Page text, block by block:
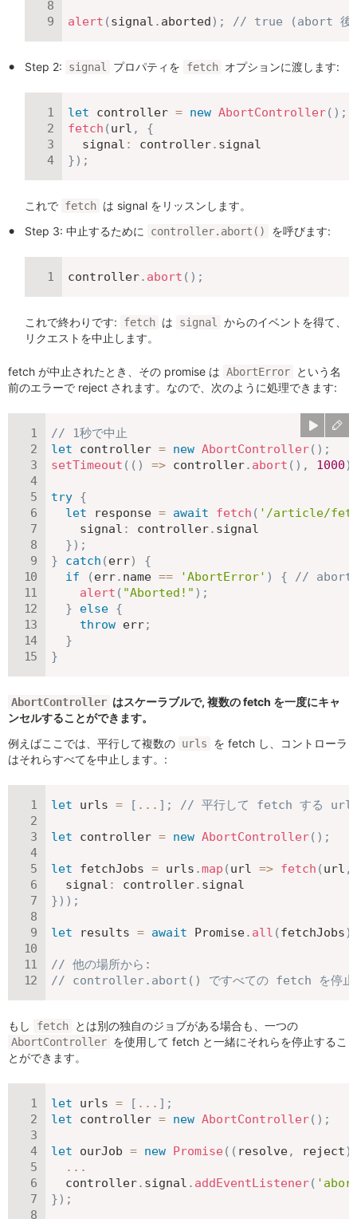
alert (signal . aborted) ; // true (abort 後
Step 2: signal プロパティを fetch オプションに渡します:
let controller = new AbortController( ) ;
fetch (url ,
{
signal : controller.
}) ;
これで fetch は signal をリッスンします。
Step 3: 中止するために
controller.abort() を呼びます:
controller. abort ( ) ;
これで終わりです: fetch は signal
からのイベントを得て、
リクエストを中止します。
fetch が中止されたとき、その promise は AbortError
という名
前のエラーで reject されます。なので、次のように処理できます:
// 1秒で中止
let controller = new AbortController( ) ;
setTimeout ( ( ) => controller. abort ( ) , 1000)
try {
let response = await fetch ( '/article/
signal : controller. signal
}) ;
}
catch (err)
{
if
(err. name == 'AbortError' ) {
//
alert ( "Aborted!" ) ;
}
else {
throw err;
}
}
AbortController はスケーラブルで, 複数の fetch を一度にキャ
ンセルすることができます。
例えばここでは、平行して複数の urls
を fetch し、コントローラ
はそれらすべてを中止します。:
let urls = [ ... ] ; // 平行して fetch する url
let controller = new AbortController( ) ;
let fetchJobs = urls .map (url => fetch (url ,
signal : controller.
}) ) ;
let results = await Promise. all (fetchJobs)
// 他の場所から:
// controller.abort() ですべての fetch を停止
もし fetch とは別の独自のジョブがある場合も、一つの
AbortController を使用して fetch と一緒にそれらを停止するこ
とができます。
let urls = [ ... ] ;
let controller = new AbortController( ) ;
let ourJob = new Promise ( ( resolve, reject)
...
  controller
. signal . addEventListener(
}) ;